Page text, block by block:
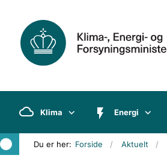
Klima Energi
Du er her: Forside Aktuelt